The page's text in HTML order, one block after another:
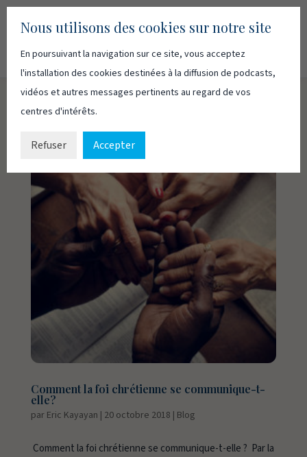
Comment la foi chrétienne se communique-t-
elle?
par Eric Kayayan | 20 octobre 2018 | Blog
Comment la foi chrétienne se communique-t-elle ? Par la
Nous utilisons des cookies sur notre site
En poursuivant la navigation sur ce site, vous acceptez
l'installation des cookies destinées à la diffusion de podcasts,
vidéos et autres messages pertinents au regard de vos
centres d'intérêts.
Refuser Accepter